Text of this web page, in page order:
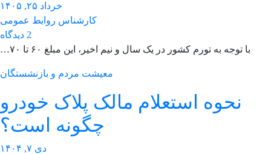
خرداد ۲۵, ۱۴۰۵
کارشناس روابط عمومی
با توجه به تورم کشور در یک سال و نیم اخیر، این مبلغ ۶۰ تا ۷۰…
معیشت مردم و بازنشستگان
نحوه استعلام مالک پلاک خودرو
چگونه است؟
دی ۷, ۱۴۰۴